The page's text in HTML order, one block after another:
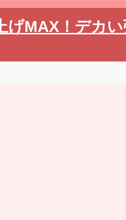
げMAX！デカ